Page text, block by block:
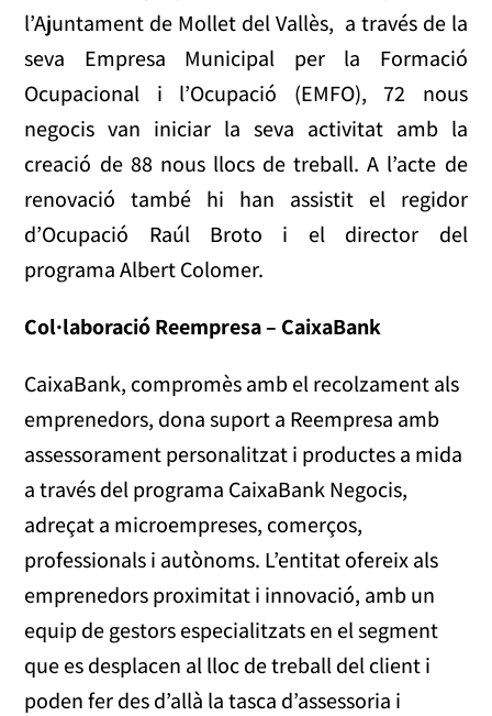
l’Ajuntament de Mollet del Vallès, a través de la
seva Empresa Municipal per la Formació
Ocupacional i l’Ocupació (EMFO), 72 nous
negocis van iniciar la seva activitat amb la
creació de 88 nous llocs de treball. A l’acte de
renovació també hi han assistit el regidor
d’Ocupació Raúl Broto i el director del
programa Albert Colomer.
Col·laboració Reempresa – CaixaBank
CaixaBank, compromès amb el recolzament als
emprenedors, dona suport a Reempresa amb
assessorament personalitzat i productes a mida
a través del programa CaixaBank Negocis,
adreçat a microempreses, comerços,
professionals i autònoms. L’entitat ofereix als
emprenedors proximitat i innovació, amb un
equip de gestors especialitzats en el segment
que es desplacen al lloc de treball del client i
poden fer des d’allà la tasca d’assessoria i